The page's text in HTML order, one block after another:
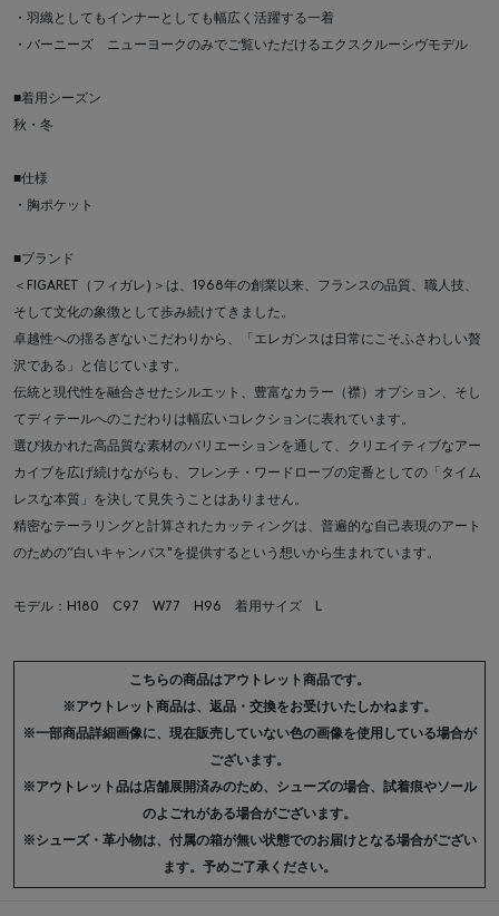
・羽織としてもインナーとしても幅広く活躍する一着
・バーニーズ ニューヨークのみでご覧いただけるエクスクルーシヴモデル
■着用シーズン
秋・冬
■仕様
・胸ポケット
■ブランド
＜FIGARET（フィガレ)＞は、1968年の創業以来、フランスの品質、職人技、
そして文化の象徴として歩み続けてきました。
卓越性への揺るぎないこだわりから、「エレガンスは日常にこそふさわしい贅
沢である」と信じています。
伝統と現代性を融合させたシルエット、豊富なカラー（襟）オプション、そし
てディテールへのこだわりは幅広いコレクションに表れています。
選び抜かれた高品質な素材のバリエーションを通して、クリエイティブなアー
カイブを広げ続けながらも、フレンチ・ワードローブの定番としての「タイム
レスな本質」を決して見失うことはありません。
精密なテーラリングと計算されたカッティングは、普遍的な自己表現のアート
のための“白いキャンバス"を提供するという想いから生まれています。
モデル：H180 C97 W77 H96 着用サイズ L
こちらの商品はアウトレット商品です。
※アウトレット商品は、返品・交換をお受けいたしかねます。
※一部商品詳細画像に、現在販売していない色の画像を使用している場合が
ございます。
※アウトレット品は店舗展開済みのため、シューズの場合、試着痕やソール
のよごれがある場合がございます。
※シューズ・革小物は、付属の箱が無い状態でのお届けとなる場合がござい
ます。予めご了承ください。